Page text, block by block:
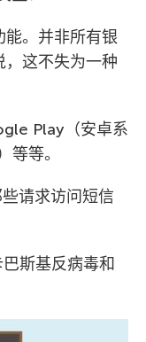
能。并非所有银
这不失为一种
Play（安卓系
等。
请求访问短信
斯基反病毒和